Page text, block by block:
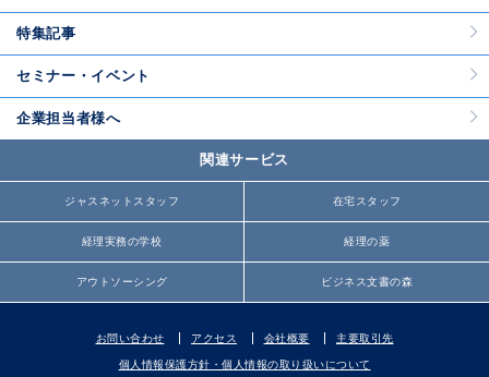
特集記事
セミナー・イベント
企業担当者様へ
関連サービス
ジャスネットスタッフ 在宅スタッフ
経理実務の学校 経理の薬
アウトソーシング ビジネス文書の森
お問い合わせ アクセス 会社概要 主要取引先
個人情報保護方針・個人情報の取り扱いについて